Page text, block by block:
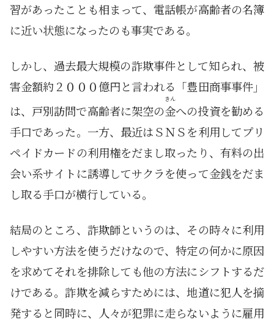
習があったことも相まって、電話帳が高齢者の名簿
に近い状態になったのも事実である。
しかし、過去最大規模の詐欺事件として知られ、被
害金額約２０００億円と言われる「豊田商事事件」
は、戸別訪問で高齢者に架空の金
きん
への投資を勧める
手口であった。一方、最近はＳＮＳを利用してプリ
ペイドカードの利用権をだまし取ったり、有料の出
会い系サイトに誘導してサクラを使って金銭をだま
し取る手口が横行している。
結局のところ、詐欺師というのは、その時々に利用
しやすい方法を使うだけなので、特定の何かに原因
を求めてそれを排除しても他の方法にシフトするだ
けである。詐欺を減らすためには、地道に犯人を摘
発すると同時に、人々が犯罪に走らないように雇用